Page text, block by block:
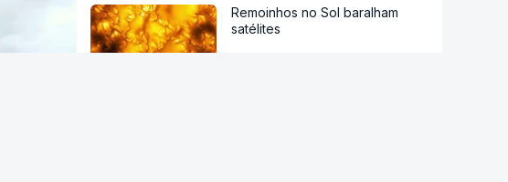
Remoinhos no Sol baralham
satélites